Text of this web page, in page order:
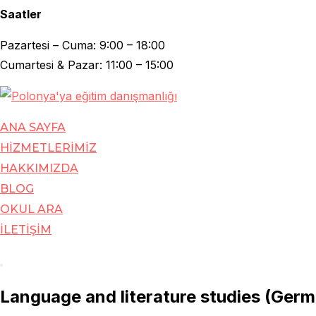
Saatler
Pazartesi – Cuma: 9:00 – 18:00
Cumartesi & Pazar: 11:00 – 15:00
Skip
content
ANA SAYFA
HİZMETLERİMİZ
HAKKIMIZDA
BLOG
OKUL ARA
İLETİŞİM
sidebar
Language and literature studies